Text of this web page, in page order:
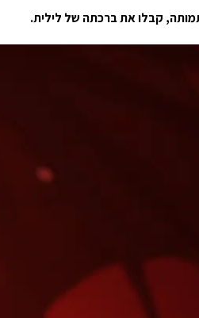
קבלו את ברכתה של לילית.